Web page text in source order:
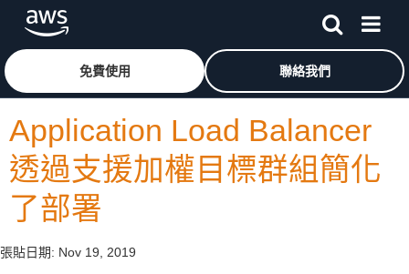
跳至主要內容按一下這裡可返回 Amazon Web Services 首頁
免費使用 聯絡我們
Application Load Balancer
透過支援加權目標群組簡化
了部署
張貼日期: Nov 19, 2019